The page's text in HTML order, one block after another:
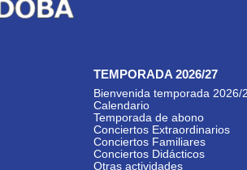
TEMPORADA 2026/27
Bienvenida temporada 2026/
Calendario
Temporada de abono
Conciertos Extraordinarios
Conciertos Familiares
Conciertos Didácticos
Otras actividades